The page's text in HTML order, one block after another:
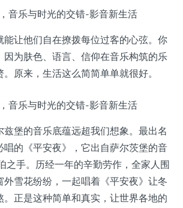
能让他们自在撩拨每位过客的心弦。你
因为肤色、语言、信仰在音乐构筑的乐
原来，生活这么简简单单就很好。
兹堡的音乐底蕴远超我们想象。最出名
唱的《平安夜》，它出自萨尔茨堡的音
之手。历经一年的辛勤劳作，全家人围
外雪花纷纷，一起唱着《平安夜》让冬
。正是这种简单和真实，让世界各地的